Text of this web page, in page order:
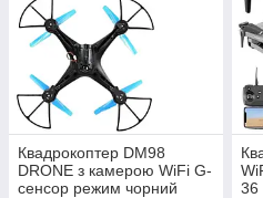
Квадрокоптер DM98
DRONE з камерою WiFi G-
сенсор режим чорний
36